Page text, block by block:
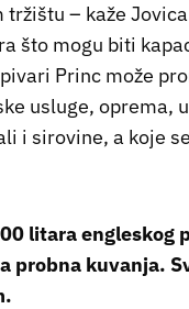
– kaže
što mogu biti
Princ može
usluge, oprema,
i sirovine, a koje
litara engleskog
kuvanja.